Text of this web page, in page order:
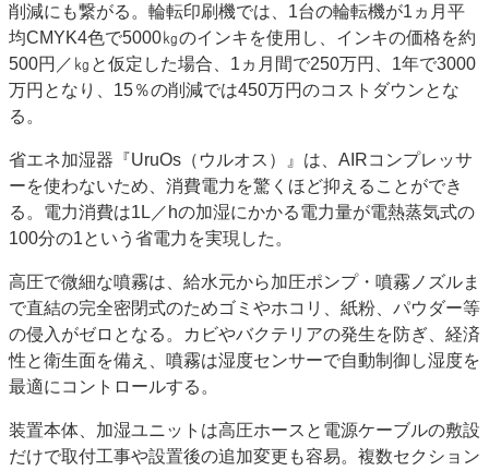
削減にも繋がる。輪転印刷機では、1台の輪転機が1ヵ月平
均CMYK4色で5000㎏のインキを使用し、インキの価格を約
500円／㎏と仮定した場合、1ヵ月間で250万円、1年で3000
万円となり、15％の削減では450万円のコストダウンとな
る。
省エネ加湿器『UruOs（ウルオス）』は、AIRコンプレッサ
ーを使わないため、消費電力を驚くほど抑えることができ
る。電力消費は1L／hの加湿にかかる電力量が電熱蒸気式の
100分の1という省電力を実現した。
高圧で微細な噴霧は、給水元から加圧ポンプ・噴霧ノズルま
で直結の完全密閉式のためゴミやホコリ、紙粉、パウダー等
の侵入がゼロとなる。カビやバクテリアの発生を防ぎ、経済
性と衛生面を備え、噴霧は湿度センサーで自動制御し湿度を
最適にコントロールする。
装置本体、加湿ユニットは高圧ホースと電源ケーブルの敷設
だけで取付工事や設置後の追加変更も容易。複数セクション